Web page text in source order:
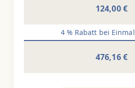
124,00 €
4 % Rabatt bei
476,16 €